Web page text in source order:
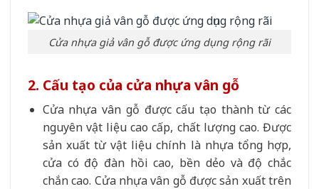
Cửa nhựa giả vân gỗ được ứng dụng rộng rãi
2. Cấu tạo của cửa nhựa vân gỗ
Cửa nhựa vân gỗ được cấu tạo thành từ các
nguyên vật liệu cao cấp, chất lượng cao. Được
sản xuất từ vật liệu chính là nhựa tổng hợp,
cửa có độ đàn hồi cao, bền dẻo và độ chắc
chắn cao. Cửa nhựa vân gỗ được sản xuất trên